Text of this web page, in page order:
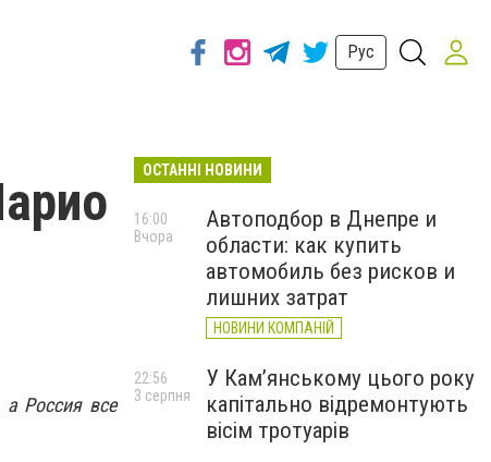
Рус
Россия все
ОСТАННІ НОВИНИ
Автоподбор в Днепре и
области: как купить
автомобиль без рисков и
лишних затрат
НОВИНИ КОМПАНІЙ
16:00
Вчора
У Кам’янському цього року
капітально відремонтують
вісім тротуарів
22:56
3 серпня